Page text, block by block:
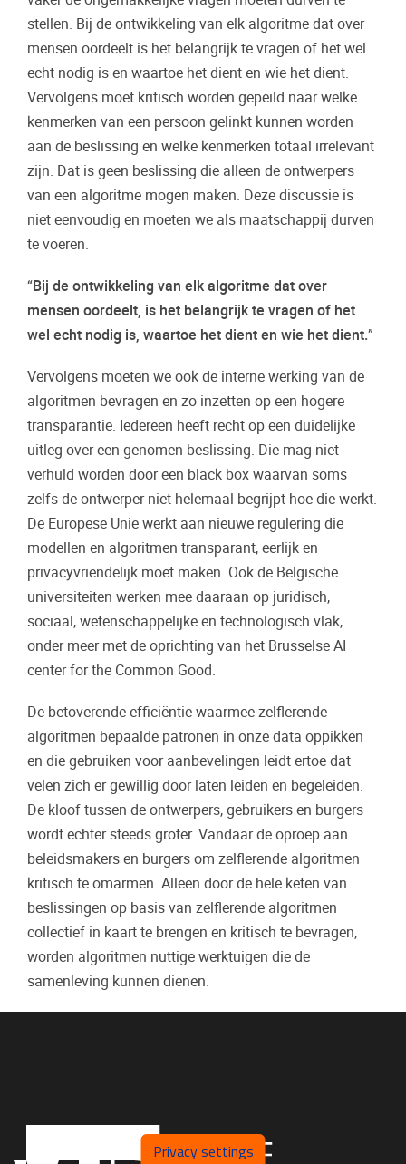
stellen. Bij de ontwikkeling van elk algoritme dat over
mensen oordeelt is het belangrijk te vragen of het wel
echt nodig is en waartoe het dient en wie het dient.
Vervolgens moet kritisch worden gepeild naar welke
kenmerken van een persoon gelinkt kunnen worden
aan de beslissing en welke kenmerken totaal irrelevant
zijn. Dat is geen beslissing die alleen de ontwerpers
van een algoritme mogen maken. Deze discussie is
niet eenvoudig en moeten we als maatschappij durven
te voeren.
“Bij de ontwikkeling van elk algoritme dat over
mensen oordeelt, is het belangrijk te vragen of het
wel echt nodig is, waartoe het dient en wie het dient.”
Vervolgens moeten we ook de interne werking van de
algoritmen bevragen en zo inzetten op een hogere
transparantie. Iedereen heeft recht op een duidelijke
uitleg over een genomen beslissing. Die mag niet
verhuld worden door een black box waarvan soms
zelfs de ontwerper niet helemaal begrijpt hoe die werkt.
De Europese Unie werkt aan nieuwe regulering die
modellen en algoritmen transparant, eerlijk en
privacyvriendelijk moet maken. Ook de Belgische
universiteiten werken mee daaraan op juridisch,
sociaal, wetenschappelijke en technologisch vlak,
onder meer met de oprichting van het Brusselse AI
center for the Common Good.
De betoverende efficiëntie waarmee zelflerende
algoritmen bepaalde patronen in onze data oppikken
en die gebruiken voor aanbevelingen leidt ertoe dat
velen zich er gewillig door laten leiden en begeleiden.
De kloof tussen de ontwerpers, gebruikers en burgers
wordt echter steeds groter. Vandaar de oproep aan
beleidsmakers en burgers om zelflerende algoritmen
kritisch te omarmen. Alleen door de hele keten van
beslissingen op basis van zelflerende algoritmen
collectief in kaart te brengen en kritisch te bevragen,
worden algoritmen nuttige werktuigen die de
samenleving kunnen dienen.
Privacy settings